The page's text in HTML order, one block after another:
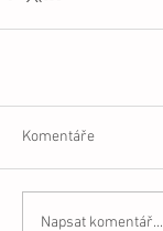
Komentáře
Napsat komentář...